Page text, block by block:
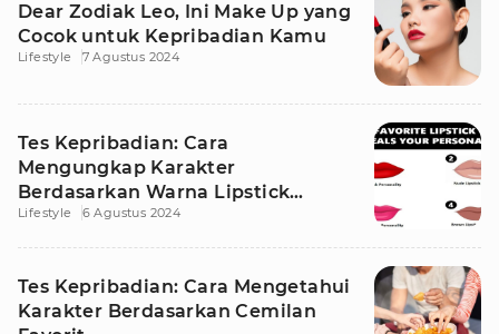
Dear Zodiak Leo, Ini Make Up yang
Cocok untuk Kepribadian Kamu
Lifestyle 7 Agustus 2024
Tes Kepribadian: Cara
Mengungkap Karakter
Berdasarkan Warna Lipstick
Favorit
Lifestyle 6 Agustus 2024
Tes Kepribadian: Cara Mengetahui
Karakter Berdasarkan Cemilan